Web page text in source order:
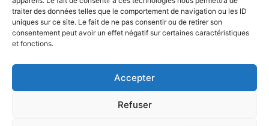
traiter des données telles que le comportement de navigation ou les ID
uniques sur ce site. Le fait de ne pas consentir ou de retirer son
consentement peut avoir un effet négatif sur certaines caractéristiques
et fonctions.
Accepter
Refuser
amministrazione@forno-
mediterraneo.it
I nostri
formati
prodotti su
misura